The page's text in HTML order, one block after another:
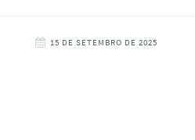
15 DE SETEMBRO DE 2025